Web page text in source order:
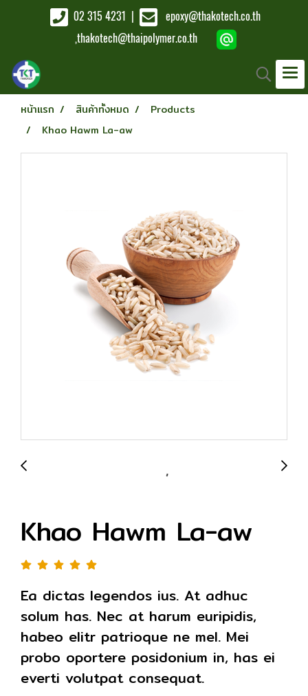
02 315 4231
epoxy@thakotech.co.th
,thakotech@thaipolymer.co.th
หน้าแรก สินค้าทั้งหมด
Products
Khao Hawm La-aw
Khao Hawm La-aw
Ea dictas legendos ius. At adhuc
solum has. Nec at harum euripidis,
habeo elitr patrioque ne mel. Mei
probo oportere posidonium in, has ei
everti volutpat consequat.